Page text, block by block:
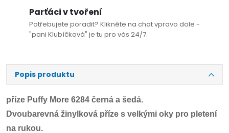
Parťáci v tvoření
Potřebujete poradit? Klikněte na chat vpravo dole -
"pani Klubíčková" je tu pro vás 24/7.
Popis produktu
příze Puffy More 6284 černá a šedá.
Dvoubarevná žinylková příze s velkými oky pro pletení
na rukou.